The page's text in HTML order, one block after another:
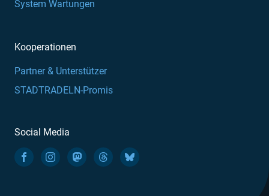
System Wartungen
Kooperationen
Partner & Unterstützer
STADTRADELN-Promis
Social Media